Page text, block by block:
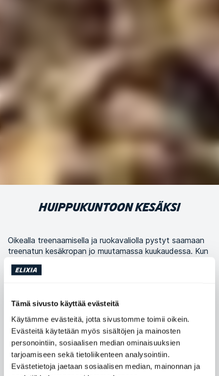
Tämä sivusto käyttää evästeitä
Käytämme evästeitä, jotta sivustomme toimii oikein.
Evästeitä käytetään myös sisältöjen ja mainosten
personointiin, sosiaalisen median ominaisuuksien
tarjoamiseen sekä tietoliikenteen analysointiin.
Evästetietoja jaetaan sosiaalisen median, mainonnan ja
HUIPPUKUNTOON KESÄKSI
Oikealla treenaamisella ja ruokavaliolla pystyt saamaan
treenatun kesäkropan jo muutamassa kuukaudessa. Kun
aloitat nyt, voit nauttia kesälomasta elämäsi kunnossa.
ELIXIA
Treeni ja treenivinkit
Kevät on hyvässä vauhdissa, mikä tarkoittaa sitä, että kesä on
aivan nurkan takana. Periaatteessa se on hyvä uutinen, mutta